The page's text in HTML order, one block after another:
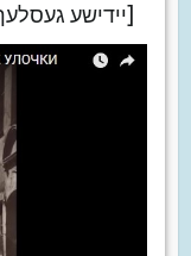
Eilėraštis «Žydiškos gatvelės» [יידישע געסלעך]